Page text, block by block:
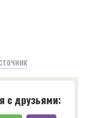
с друзьями: